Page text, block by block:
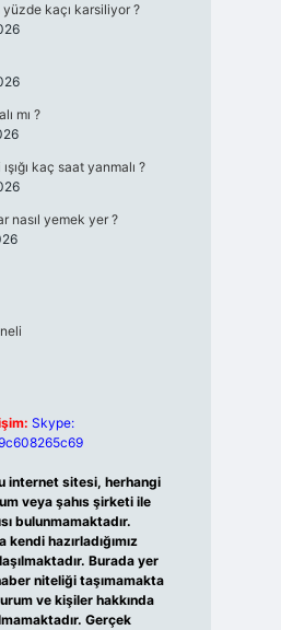
yüzde kaçı karsiliyor ?
mı ?
kaç saat yanmalı ?
nasıl yemek yer ?
Skype:
internet sitesi, herhangi
veya şahıs şirketi ile
bulunmamaktadır.
kendi hazırladığımız
Burada yer
niteliği taşımamakta
ve kişiler hakkında
Gerçek